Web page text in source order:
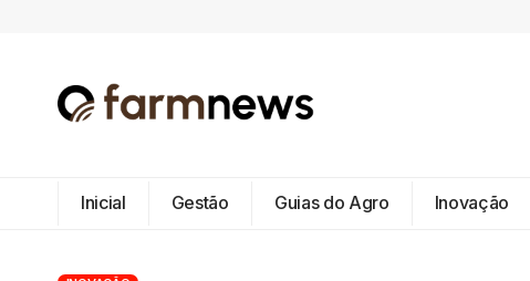
Inicial Gestão Guias do Agro Inovação